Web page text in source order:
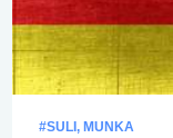
#SULI, MUNKA